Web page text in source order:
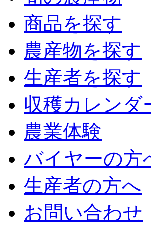
商品を探す
農産物を探す
生産者を探す
収穫カレンダ
農業体験
バイヤーの方
生産者の方へ
お問い合わせ